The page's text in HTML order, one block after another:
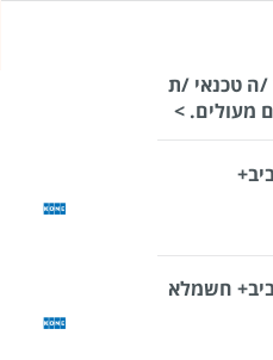
/ה טכנאי /ת
מעולים. >
חשמלא